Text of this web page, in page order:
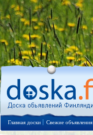
Главная доски Свежие объявления